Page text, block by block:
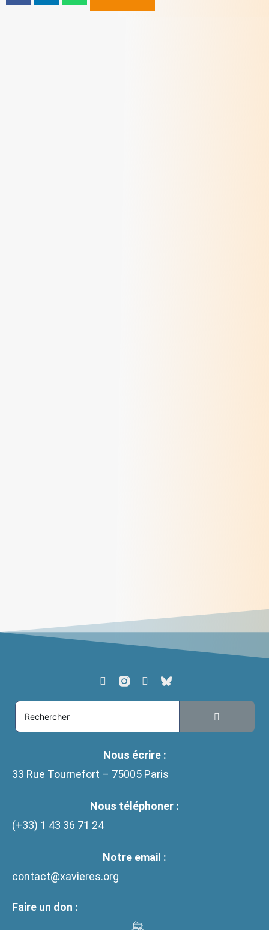
Nous écrire :
33 Rue Tournefort – 75005 Paris
Nous téléphoner :
(+33) 1 43 36 71 24
Notre email :
contact@xavieres.org
Faire un don :